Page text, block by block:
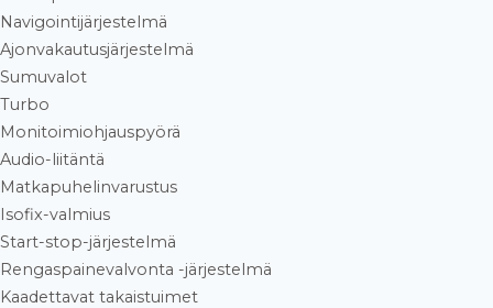
Navigointijärjestelmä
Ajonvakautusjärjestelmä
Sumuvalot
Turbo
Monitoimiohjauspyörä
Audio-liitäntä
Matkapuhelinvarustus
Isofix-valmius
Start-stop-järjestelmä
Rengaspainevalvonta -järjestelmä
Kaadettavat takaistuimet